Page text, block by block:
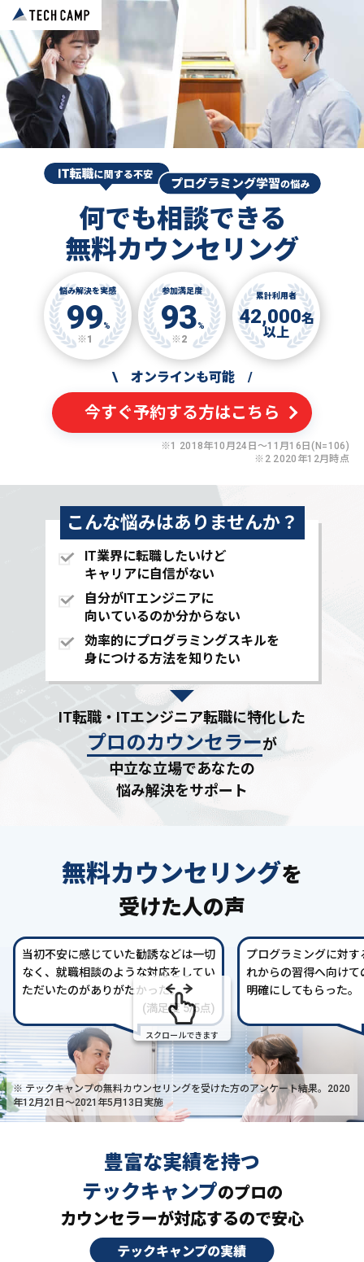
何でも相談できる
無料カウンセリング
悩み解決を実感
99%
※1
参加満足度
93%
※2
累計利用者
42,000名
以上
\ オンラインも可能 /
今すぐ予約する方はこちら
※1 2018年10月24日〜11月16日(N=106)
※2 2020年12月時点
こんな悩みはありませんか？
IT業界に転職したいけど
キャリアに自信がない
自分がITエンジニアに
向いているのか分からない
効率的にプログラミングスキルを
身につける方法を知りたい
IT転職・ITエンジニア転職に特化した
プロのカウンセラーが
中立な立場であなたの
悩み解決をサポート
無料カウンセリングを
受けた人の声
当初不安に感じていた勧誘などは一切
なく、就職相談のような対応をしてい
ただいたのがありがたかった。
(満足度 5/5点)
プログラミングに対
れからの習得へ向け
明確にしてもらった。
スクロールできます
※ テックキャンプの無料カウンセリングを受けた方のアンケート結果。2020
年12月21日〜2021年5月13日実施
豊富な実績を持つ
テックキャンプのプロの
カウンセラーが対応するので安心